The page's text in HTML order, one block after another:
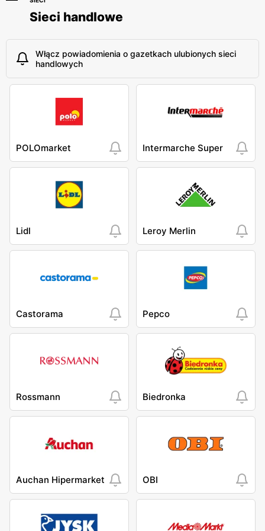
Sieci handlowe
Włącz powiadomienia o gazetkach ulubionych sieci
handlowych
POLOmarket Intermarche Super
Lidl Leroy Merlin
Castorama Pepco
Rossmann Biedronka
Auchan Hipermarket OBI